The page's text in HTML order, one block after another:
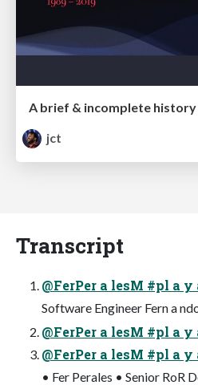
jct
Transcript
@FerPer a lesM #pl a y
Software Engineer Fern a
@FerPer a lesM #pl a y
@FerPer a lesM #pl a y
• Fer Perales • Senior RoR